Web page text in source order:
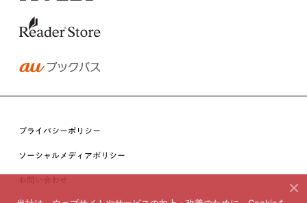
プライバシーポリシー
ソーシャルメディアポリシー
お問い合わせ